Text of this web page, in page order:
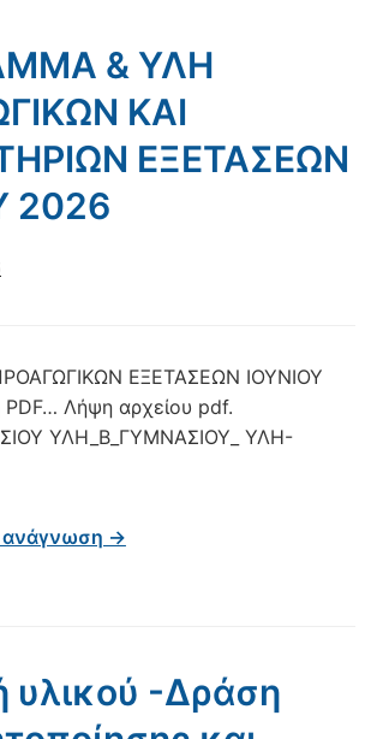
& ΥΛΗ
ΚΑΙ
ΕΞΕΤΑΣΕΩΝ
2026
ΕΞΕΤΑΣΕΩΝ ΙΟΥΝΙΟΥ
Λήψη αρχείου pdf.
ΥΛΗ_Β_ΓΥΜΝΑΣΙΟΥ_ ΥΛΗ-
ανάγνωση →
υλικού -Δράση